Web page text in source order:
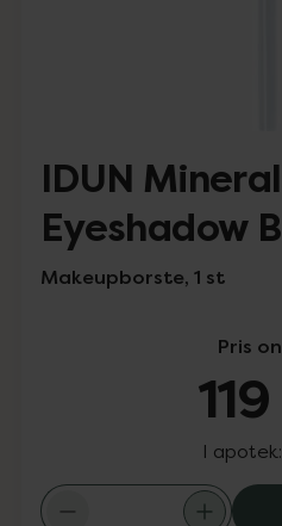
IDUN
Eyeshadow
Makeupborste, 1 st
Pris
I apotek: